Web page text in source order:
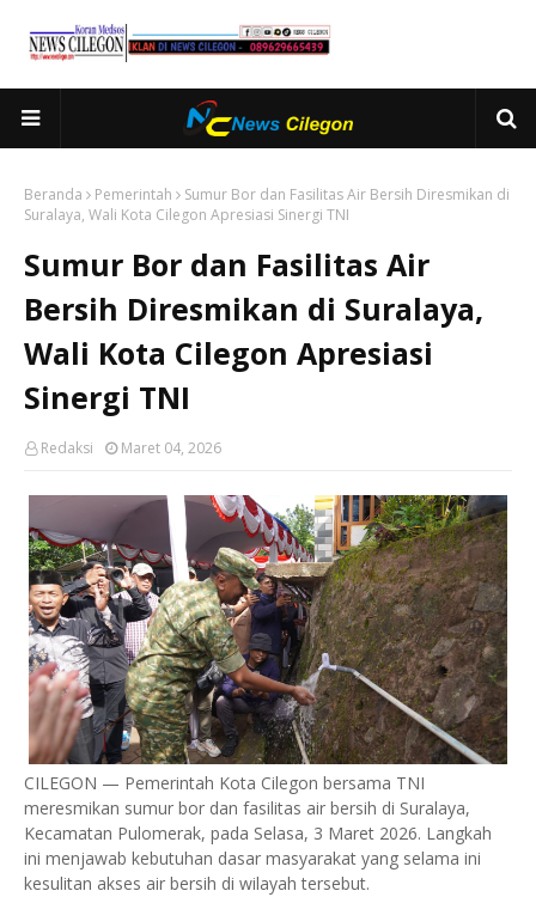
Beranda Pemerintah
Sumur Bor dan Fasilitas Air Bersih Diresmikan di
Suralaya, Wali Kota Cilegon Apresiasi Sinergi TNI
Sumur Bor dan Fasilitas Air
Bersih Diresmikan di Suralaya,
Wali Kota Cilegon Apresiasi
Sinergi TNI
Redaksi Maret 04, 2026
CILEGON — Pemerintah Kota Cilegon bersama TNI
meresmikan sumur bor dan fasilitas air bersih di Suralaya,
Kecamatan Pulomerak, pada Selasa, 3 Maret 2026. Langkah
ini menjawab kebutuhan dasar masyarakat yang selama ini
kesulitan akses air bersih di wilayah tersebut.